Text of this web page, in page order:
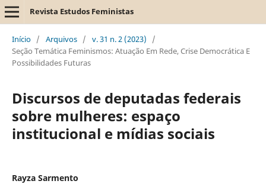
Revista Estudos Feministas
Início / Arquivos / v. 31 n. 2 (2023)
/
Seção Temática Feminismos: Atuação Em Rede, Crise Democrática E
Possibilidades Futuras
Discursos de deputadas federais
sobre mulheres: espaço
institucional e mídias sociais
Rayza Sarmento